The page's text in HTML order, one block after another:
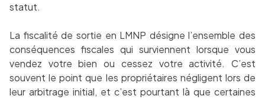
statut.
La fiscalité de sortie en LMNP désigne l’ensemble des
conséquences fiscales qui surviennent lorsque vous
vendez votre bien ou cessez votre activité. C’est
souvent le point que les propriétaires négligent lors de
leur arbitrage initial, et c’est pourtant là que certaines